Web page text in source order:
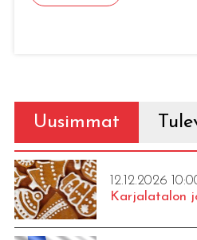
Uusimmat
12.12.2026
Karjalatalon